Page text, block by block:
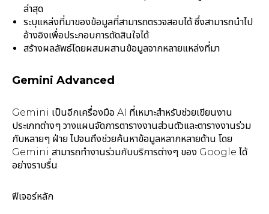
ล่าสุด
ระบุแหล่งที่มาของข้อมูลที่สามารถตรวจสอบได้ ซึ่งสามารถนำไป
อ้างอิงเพื่อประกอบการตัดสินใจได้
สร้างผลลัพธ์โดยผสมผสานข้อมูลจากหลายแหล่งที่มา
Gemini Advanced
Gemini เป็นอีกเครื่องมือ AI ที่เหมาะสำหรับช่วยเขียนงาน
ประเภทต่างๆ วางแผนจัดการตารางงานส่วนตัวและตารางงานร่วม
กับหลายๆ ฝ่าย ไปจนถึงช่วยค้นหาข้อมูลหลากหลายด้าน โดย
Gemini สามารถทำงานร่วมกับบริการต่างๆ ของ Google ได้
อย่างราบรื่น
ฟีเจอร์หลัก